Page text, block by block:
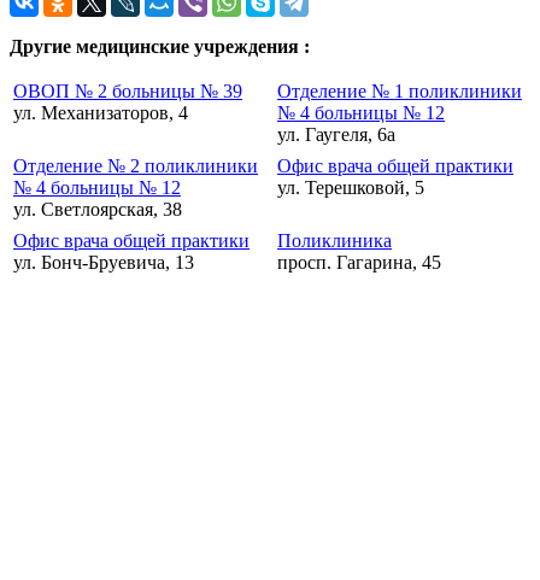
Другие медицинские учреждения :
ОВОП № 2 больницы № 39
ул. Механизаторов, 4
Отделение № 1 поликлиники
№ 4 больницы № 12
ул. Гаугеля, 6а
Отделение № 2 поликлиники
№ 4 больницы № 12
ул. Светлоярская, 38
Офис врача общей практики
ул. Терешковой, 5
Офис врача общей практики
ул. Бонч-Бруевича, 13
Поликлиника
просп. Гагарина, 45